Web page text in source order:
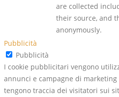
are collected
their source, and
anonymously.
Pubblicità
Pubblicità
I cookie pubblicitari vengono
annunci e campagne di
tengono traccia dei visitatori sui